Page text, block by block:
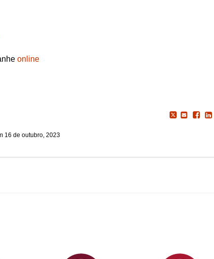
online
16 de outubro, 2023
PlataformAberta